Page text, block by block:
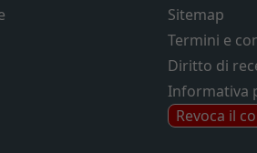
Sitemap
Termini e
Diritto di
Informativa
Revoca il